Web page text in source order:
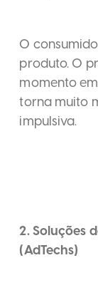
O
produto. O
momento
torna muito
impulsiva.
2. Soluções
(AdTechs)